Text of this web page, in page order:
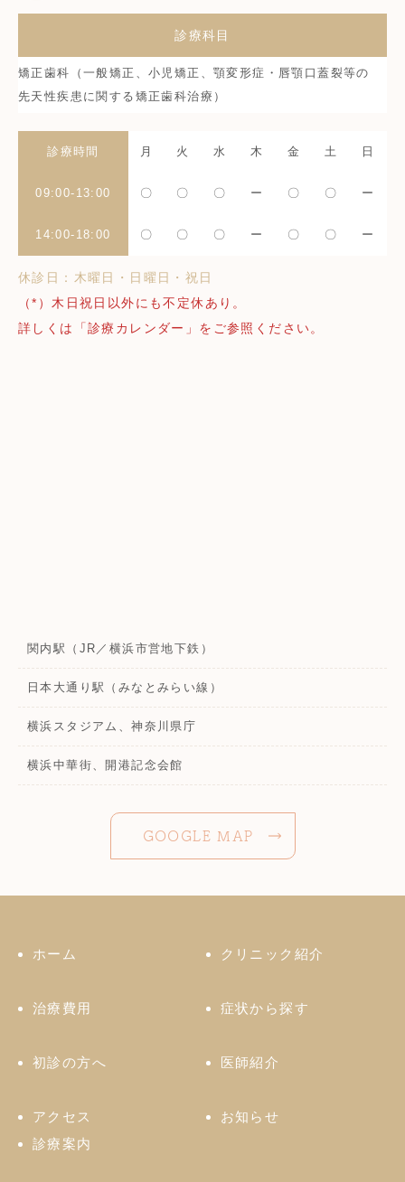
診療科目
矯正歯科（一般矯正、小児矯正、顎変形症・唇顎口蓋裂等の
先天性疾患に関する矯正歯科治療）
診療時間 月 火 水 木 金 土 日
09:00-13:00 〇 〇 〇 ー 〇 〇 ー
14:00-18:00 〇 〇 〇 ー 〇 〇 ー
休診日：木曜日・日曜日・祝日
（*）木日祝日以外にも不定休あり。
詳しくは「診療カレンダー」をご参照ください。
関内駅（JR／横浜市営地下鉄）
日本大通り駅（みなとみらい線）
横浜スタジアム、神奈川県庁
横浜中華街、開港記念会館
GOOGLE MAP
ホーム クリニック紹介
治療費用 症状から探す
初診の方へ 医師紹介
アクセス
お知らせ
診療案内